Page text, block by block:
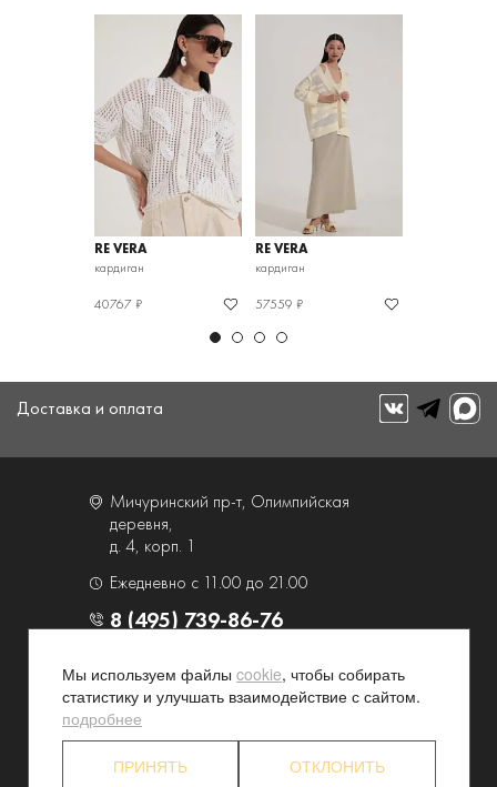
RE VERA
кардиган
40767 ₽
RE VERA
кардиган
57559 ₽
Доставка и оплата
Мичуринский пр-т, Олимпийская
деревня,
д. 4, корп. 1
Ежедневно с 11.00 до 21.00
8 (495) 739-86-76
О компании
Услуги
Контакты и схема проезда
Наши преимущества
Партнерские программы
Конфиденциальность
Мы используем файлы cookie, чтобы собирать
статистику и улучшать взаимодействие с сайтом.
подробнее
ПРИНЯТЬ ОТКЛОНИТЬ